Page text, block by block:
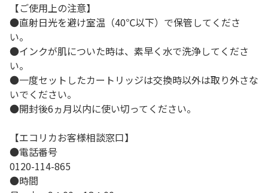
【ご使用上の注意】
●直射日光を避け室温（40℃以下）で保管してくださ
い。
●インクが肌についた時は、素早く水で洗浄してくださ
い。
●一度セットしたカートリッジは交換時以外は取り外さな
いでください。
●開封後6ヵ月以内に使い切ってください。
【エコリカお客様相談窓口】
●電話番号
0120-114-865
●時間